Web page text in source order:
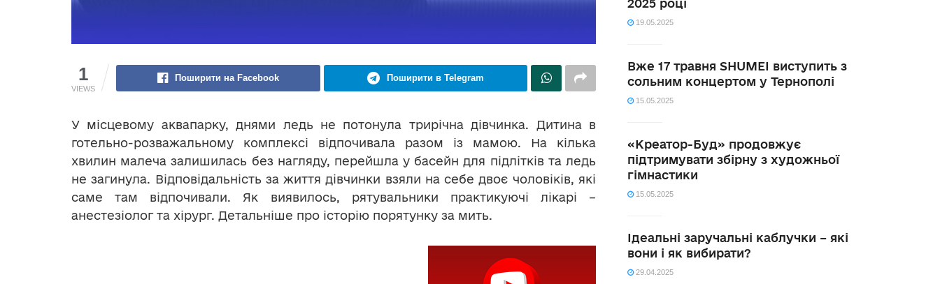
1
VIEWS
Поширити на Facebook Поширити в Telegram
У місцевому аквапарку, днями ледь не потонула трирічна дівчинка. Дитина в
готельно-розважальному комплексі відпочивала разом із мамою. На кілька
хвилин малеча залишилась без нагляду, перейшла у басейн для підлітків та ледь
не загинула. Відповідальність за життя дівчинки взяли на себе двоє чоловіків, які
саме там відпочивали. Як виявилось, рятувальники практикуючі лікарі –
анестезіолог та хірург. Детальніше про історію порятунку за мить.
2025 році
19.05.2025
Вже 17 травня SHUMEI виступить з
сольним концертом у Тернополі
15.05.2025
«Креатор-Буд» продовжує
підтримувати збірну з художньої
гімнастики
15.05.2025
Ідеальні заручальні каблучки – які
вони і як вибирати?
29.04.2025